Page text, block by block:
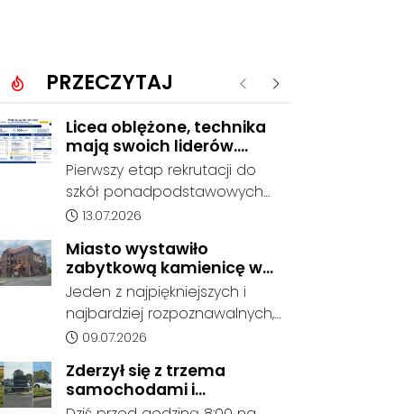
PRZECZYTAJ Poprzednie
Następne
Licea oblężone, technika
mają swoich liderów.
Znamy wstępne wyniki
rekrutacji do szkół w
powiecie
Pierwszy etap rekrutacji do
szkół ponadpodstawowych
prowadzonych przez Powiat
pokazuje coraz wyraźniejsze
preferencje tegorocznych
absolwentów szkół
podstawowych. Dane dotyczą
kandydatów, którzy wskazali
dany oddział jako pierwszy
wybór, dlatego nie stanowią
jeszcze ostatecznego wyniku
Data dodania artykułu:
13.07.2026
Miasto wystawiło
zabytkową kamienicę w
Porcie na sprzedaż. W
dawnym hotelu mają
powstać mieszkania
Jeden z najpiękniejszych i
najbardziej rozpoznawalnych,
ale też najbardziej
Portu został wystawiony na
sprzedaż. Gmina Kędzierzyn-
Data dodania artykułu:
09.07.2026
Zderzył się z trzema
samochodami i
kontynuował jazdę. Seria